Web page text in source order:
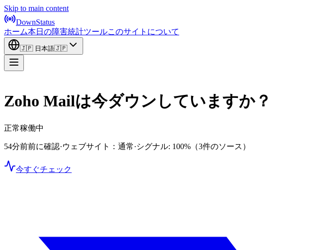
Skip to main content
DownStatus
ホーム本日の障害統計ツールこのサイトについて
🇯🇵 日本語🇯🇵
Zoho Mailは今ダウンしていますか？
正常稼働中
54分前前に確認·ウェブサイト：通常·シグナル: 100% （3件のソース）
今すぐチェック